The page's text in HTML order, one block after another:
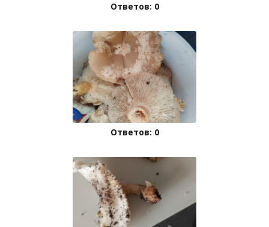
Ответов: 0
Ответов: 0